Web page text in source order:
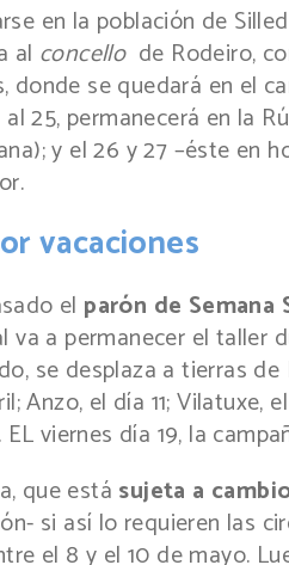
en la población de
al concello de Rodeiro,
donde se quedará en el
al 25, permanecerá en la
y el 26 y 27 –éste en
vacaciones
el parón de Semana
va a permanecer el taller
se desplaza a tierras
Anzo, el día 11; Vilatuxe,
EL viernes día 19, la
que está sujeta a
si así lo requieren las
el 8 y el 10 de mayo.